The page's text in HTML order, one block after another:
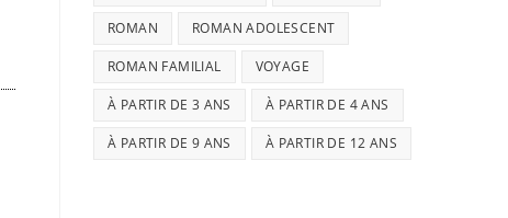
ROMAN ROMAN ADOLESCENT
ROMAN FAMILIAL VOYAGE
À PARTIR DE 3 ANS À PARTIR DE 4 ANS
À PARTIR DE 9 ANS À PARTIR DE 12 ANS